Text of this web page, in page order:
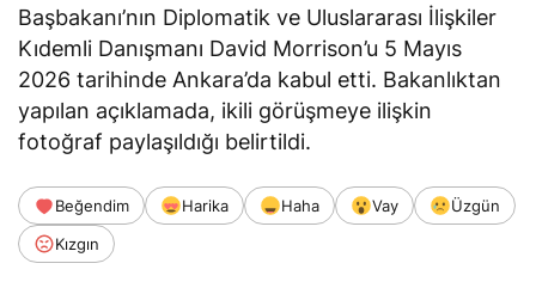
Başbakanı’nın Diplomatik ve Uluslararası İlişkiler
Kıdemli Danışmanı David Morrison’u 5 Mayıs
2026 tarihinde Ankara’da kabul etti. Bakanlıktan
yapılan açıklamada, ikili görüşmeye ilişkin
fotoğraf paylaşıldığı belirtildi.
Beğendim Harika Haha Vay
Üzgün
Kızgın